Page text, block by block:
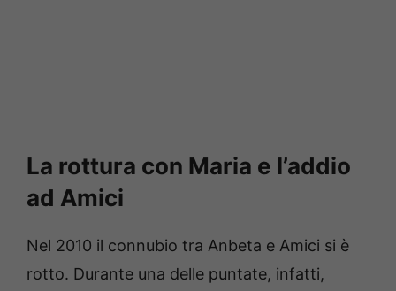
La rottura con Maria e l’addio
ad Amici
Nel 2010 il connubio tra Anbeta e Amici si è
rotto. Durante una delle puntate, infatti,